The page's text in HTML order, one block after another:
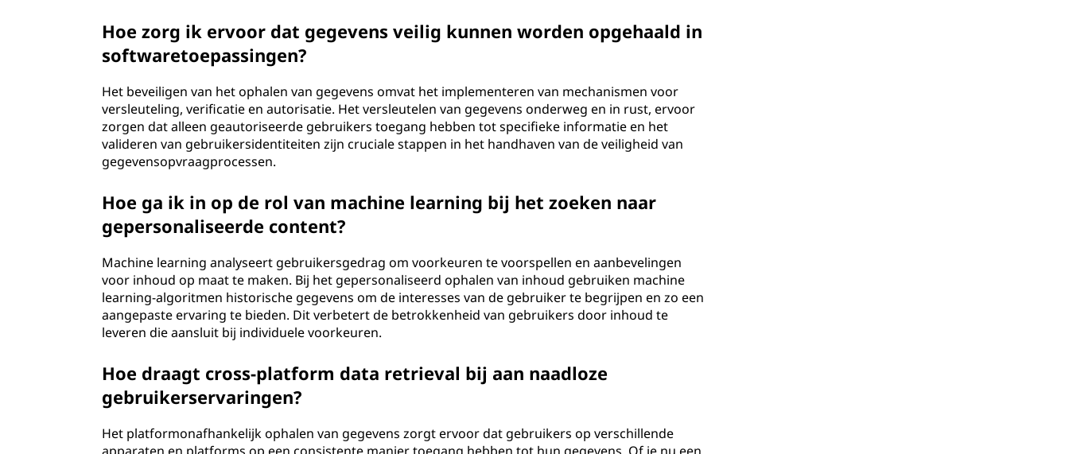
Hoe zorg ik ervoor dat gegevens veilig kunnen worden opgehaald in
softwaretoepassingen?
Het beveiligen van het ophalen van gegevens omvat het implementeren van mechanismen voor
versleuteling, verificatie en autorisatie. Het versleutelen van gegevens onderweg en in rust, ervoor
zorgen dat alleen geautoriseerde gebruikers toegang hebben tot specifieke informatie en het
valideren van gebruikersidentiteiten zijn cruciale stappen in het handhaven van de veiligheid van
gegevensopvraagprocessen.
Hoe ga ik in op de rol van machine learning bij het zoeken naar
gepersonaliseerde content?
Machine learning analyseert gebruikersgedrag om voorkeuren te voorspellen en aanbevelingen
voor inhoud op maat te maken. Bij het gepersonaliseerd ophalen van inhoud gebruiken machine
learning-algoritmen historische gegevens om de interesses van de gebruiker te begrijpen en zo een
aangepaste ervaring te bieden. Dit verbetert de betrokkenheid van gebruikers door inhoud te
leveren die aansluit bij individuele voorkeuren.
Hoe draagt cross-platform data retrieval bij aan naadloze
gebruikerservaringen?
Het platformonafhankelijk ophalen van gegevens zorgt ervoor dat gebruikers op verschillende